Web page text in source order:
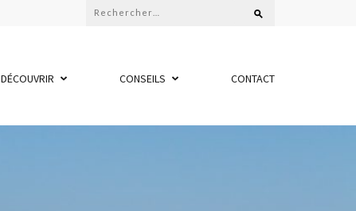
Rechercher :
DÉCOUVRIR CONSEILS CONTACT